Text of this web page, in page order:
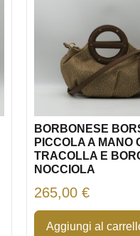
BORBONESE
PICCOLA A MANO
TRACOLLA E
NOCCIOLA
265,00€
Aggiungi al